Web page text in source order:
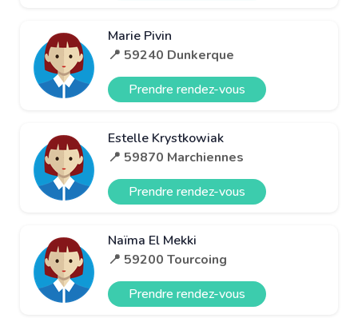
Marie Pivin
📍 59240 Dunkerque
Prendre rendez-vous
Estelle Krystkowiak
📍 59870 Marchiennes
Prendre rendez-vous
Naïma El Mekki
📍 59200 Tourcoing
Prendre rendez-vous